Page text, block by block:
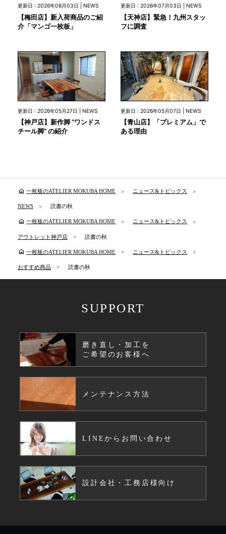
更新日 : 2026年08月03日 | NEWS
【梅田店】新入荷商品のご紹
介「マンゴ一枚板」
更新日 : 2026年07月03日 | NEWS
【天神店】緊急！九州スタッ
フに調査
更新日 : 2026年05月27日 | NEWS
【神戸店】新作脚 “ワンドス
チール脚” の紹介
更新日 : 2026年05月07日 | NEWS
【青山店】「プレミアム」で
ある理由
home 一枚板のATELIER MOKUBA HOME ニュース&トピックス
NEWS 読書の秋
home 一枚板のATELIER MOKUBA HOME ニュース&トピックス
アウトレット神戸店 読書の秋
home 一枚板のATELIER MOKUBA HOME ニュース&トピックス
おすすめ商品 読書の秋
SUPPORT
磨き直し・加工を
ご希望のお客様へ
メンテナンス方法
LINEからお問い合わせ
設計会社・工務店様向け